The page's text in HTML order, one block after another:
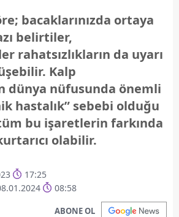
bacaklarınızda ortaya
belirtiler,
rahatsızlıkların da uyarı
Kalp
dünya nüfusunda önemli
hastalık” sebebi olduğu
bu işaretlerin farkında
olabilir.
17:25
08:58
ABONE OL